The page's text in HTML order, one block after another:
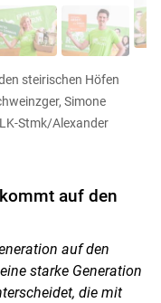
steirischen Höfen
Simone
Stmk/Alexander
auf den
auf den
starke Generation
die mit